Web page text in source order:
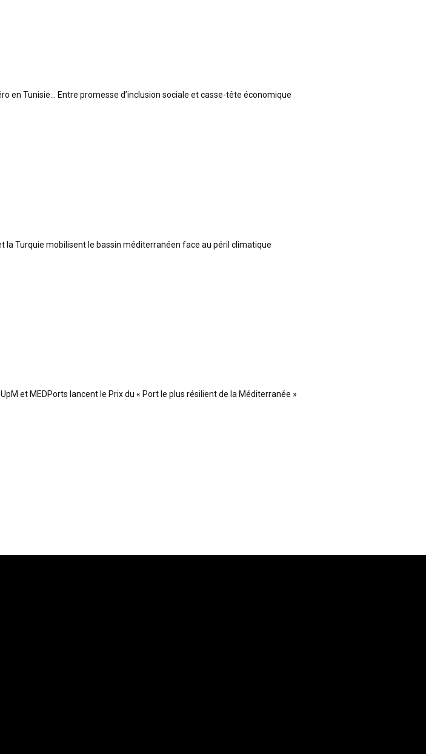
en Tunisie… Entre promesse d’inclusion sociale et casse-tête économique
la Turquie mobilisent le bassin méditerranéen face au péril climatique
et MEDPorts lancent le Prix du « Port le plus résilient de la Méditerranée »